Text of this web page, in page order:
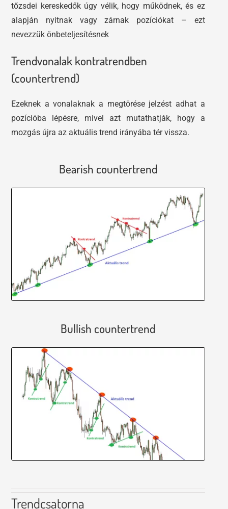
tőzsdei kereskedők úgy vélik, hogy működnek, és ez
alapján nyitnak vagy zárnak pozíciókat – ezt
nevezzük önbeteljesítésnek
Trendvonalak kontratrendben
(countertrend)
Ezeknek a vonalaknak a megtörése jelzést adhat a
pozícióba lépésre, mivel azt mutathatják, hogy a
mozgás újra az aktuális trend irányába tér vissza.
Bearish countertrend
Bullish countertrend
Trendcsatorna